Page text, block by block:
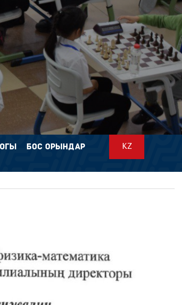
БОС ОРЫНДАР
KZ